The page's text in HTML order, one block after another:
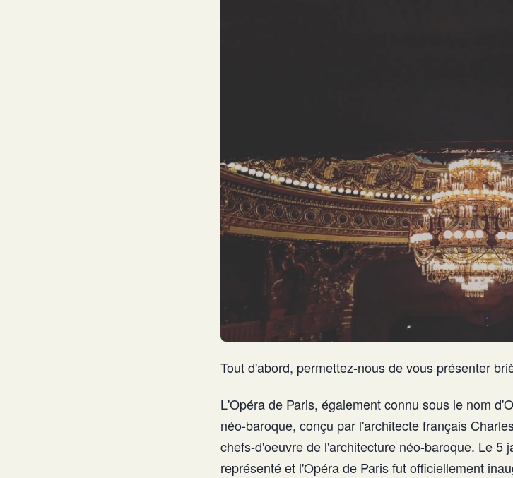
Tout d'abord, permettez-nous de vous présenter
L'Opéra de Paris, également connu sous le nom
néo-baroque, conçu par l'architecte français
chefs-d'oeuvre de l'architecture néo-baroque. Le 5
représenté et l'Opéra de Paris fut officiellement